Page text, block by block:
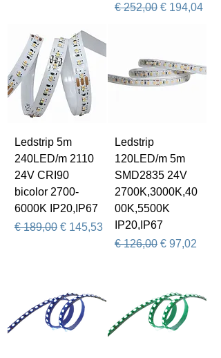
Normale prijs
€ 252,00 Verkoopprijs
€ 194,04
Ledstrip 5m
240LED/m 2110
24V CRI90
bicolor 2700-
6000K IP20,IP67
Normale prijs
€ 189,00 Verkoopprijs
€ 145,53
Ledstrip
120LED/m 5m
SMD2835 24V
2700K,3000K,40
00K,5500K
IP20,IP67
Normale prijs
€ 126,00 Verkoopprijs
€ 97,02